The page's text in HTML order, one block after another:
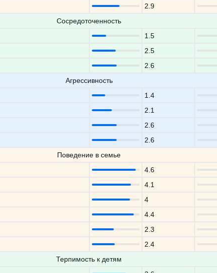
2.9
Сосредоточенность
1.5
2.5
2.6
Агрессивность
1.4
2.1
2.6
2.6
Поведение в семье
4.6
4.1
4
4.4
2.3
2.4
Терпимость к детям